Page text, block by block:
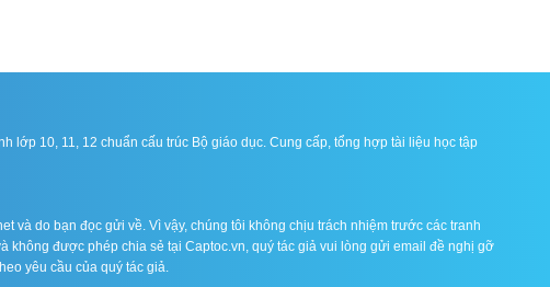
lớp 10, 11, 12 chuẩn cấu trúc Bộ giáo dục. Cung cấp, tổng hợp tài liệu học tập
và do bạn đọc gửi về. Vì vậy, chúng tôi không chịu trách nhiệm trước các tranh
không được phép chia sẻ tại Captoc.vn, quý tác giả vui lòng gửi email đề nghị gỡ
yêu cầu của quý tác giả.